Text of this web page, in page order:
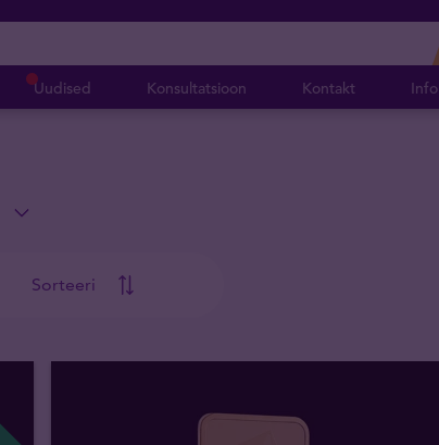
Uudised Konsultatsioon Kontakt Info
Sorteeri